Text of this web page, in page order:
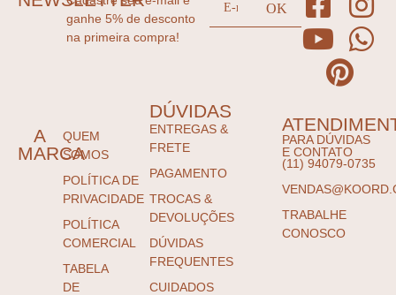
ganhe 5% de desconto
na primeira compra!
A
MARCA
QUEM
SOMOS
POLÍTICA DE
PRIVACIDADE
POLÍTICA
COMERCIAL
TABELA
DE
DÚVIDAS
ENTREGAS &
FRETE
PAGAMENTO
TROCAS &
DEVOLUÇÕES
DÚVIDAS
FREQUENTES
CUIDADOS
PARA DÚVIDAS
E CONTATO
(11) 94079-0735
TRABALHE
CONOSCO